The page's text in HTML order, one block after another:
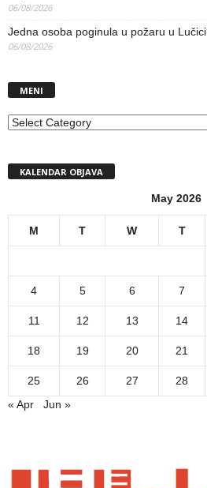
06/08/2026
Jedna osoba poginula u požaru u Lučici
06/08/2026
MENI
MENI
KALENDAR OBJAVA
May 2026
M T W T
4 5 6 7
11 12 13 14
18 19 20 21
25 26 27 28
« Apr
Jun »